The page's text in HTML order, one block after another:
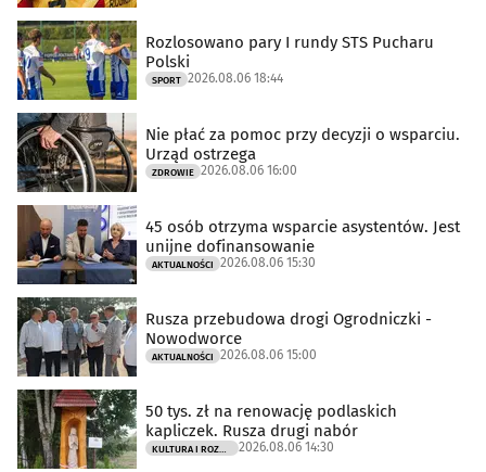
Rozlosowano pary I rundy STS Pucharu
Polski
SPORT 2026.08.06 18:44
Nie płać za pomoc przy decyzji o wsparciu.
Urząd ostrzega
ZDROWIE 2026.08.06 16:00
45 osób otrzyma wsparcie asystentów. Jest
unijne dofinansowanie
AKTUALNOŚCI 2026.08.06 15:30
Rusza przebudowa drogi Ogrodniczki -
Nowodworce
AKTUALNOŚCI 2026.08.06 15:00
50 tys. zł na renowację podlaskich
kapliczek. Rusza drugi nabór
KULTURA I ROZRYWKA 2026.08.06 14:30